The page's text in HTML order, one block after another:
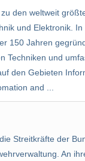
75,6
den weltweit
und Elektronik.
150 Jahren
Techniken und
den Gebieten
and ...
Streitkräfte der
An